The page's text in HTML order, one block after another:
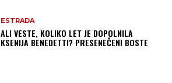
ESTRADA
ALI VESTE, KOLIKO LET JE DOPOLNILA
KSENIJA BENEDETTI? PRESENEČENI BOSTE